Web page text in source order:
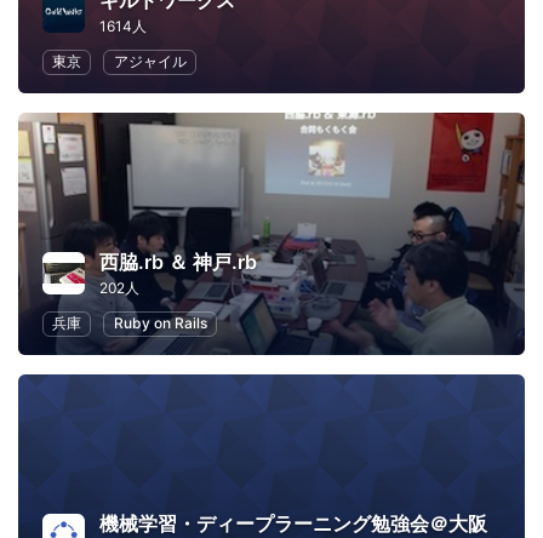
1614人
東京
アジャイル
西脇.rb ＆ 神戸.rb
202人
兵庫
Ruby on Rails
機械学習・ディープラーニング勉強会＠大阪